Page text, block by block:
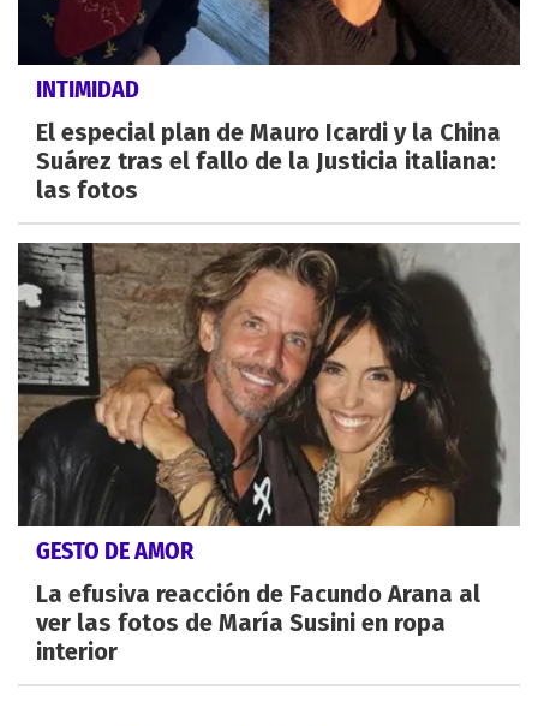
INTIMIDAD
El especial plan de Mauro Icardi y la China
Suárez tras el fallo de la Justicia italiana:
las fotos
GESTO DE AMOR
La efusiva reacción de Facundo Arana al
ver las fotos de María Susini en ropa
interior